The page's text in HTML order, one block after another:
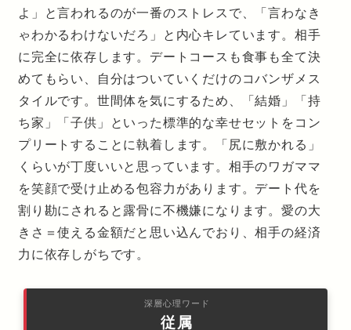
よ」と言われるのが一番のストレスで、「言わなき
ゃわかるわけないだろ」と内心キレています。相手
に完全に依存します。デートコースも食事も全て決
めてもらい、自分はついていくだけのコバンザメス
タイルです。世間体を気にするため、「結婚」「持
ち家」「子供」といった標準的な幸せセットをコン
プリートすることに執着します。「尻に敷かれる」
くらいが丁度いいと思っています。相手のワガママ
を笑顔で受け止める包容力があります。デート代を
割り勘にされると露骨に不機嫌になります。愛の大
きさ＝使える金額だと思い込んでおり、相手の経済
力に依存しがちです。
深層心理ワード
従属